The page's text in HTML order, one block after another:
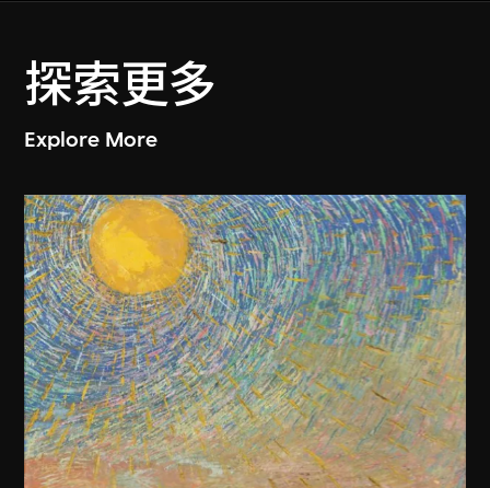
探索更多
Explore More